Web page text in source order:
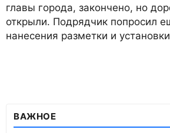
главы города, закончено, но
открыли. Подрядчик попросил
нанесения разметки и
ВАЖНОЕ